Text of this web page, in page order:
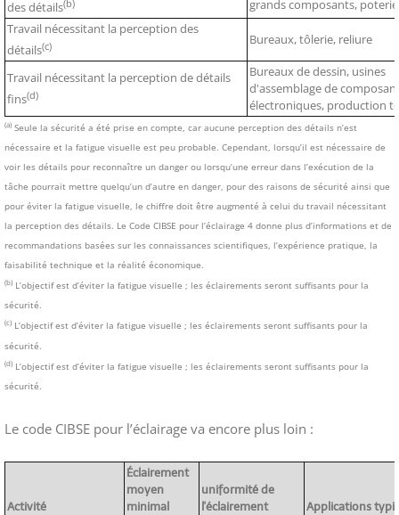
des détails(b)
grands composants,
Travail nécessitant la perception des
détails(c) Bureaux, tôlerie, reliure
Travail nécessitant la perception de détails
fins(d)
Bureaux de dessin, usines
d'assemblage de
électroniques, production
(a)Seule la sécurité a été prise en compte, car aucune perception des détails n’est
nécessaire et la fatigue visuelle est peu probable. Cependant, lorsqu’il est nécessaire de
voir les détails pour reconnaître un danger ou lorsqu’une erreur dans l’exécution de la
tâche pourrait mettre quelqu’un d’autre en danger, pour des raisons de sécurité ainsi que
pour éviter la fatigue visuelle, le chiffre doit être augmenté à celui du travail nécessitant
la perception des détails. Le Code CIBSE pour l’éclairage 4 donne plus d’informations et de
recommandations basées sur les connaissances scientifiques, l’expérience pratique, la
faisabilité technique et la réalité économique.
(b)L’objectif est d’éviter la fatigue visuelle ; les éclairements seront suffisants pour la
sécurité.
(c)L’objectif est d’éviter la fatigue visuelle ; les éclairements seront suffisants pour la
sécurité.
(d)L’objectif est d’éviter la fatigue visuelle ; les éclairements seront suffisants pour la
sécurité.
Le code CIBSE pour l’éclairage va encore plus loin :
Activité
Éclairement
moyen
minimal
uniformité de
l'éclairement
Applications